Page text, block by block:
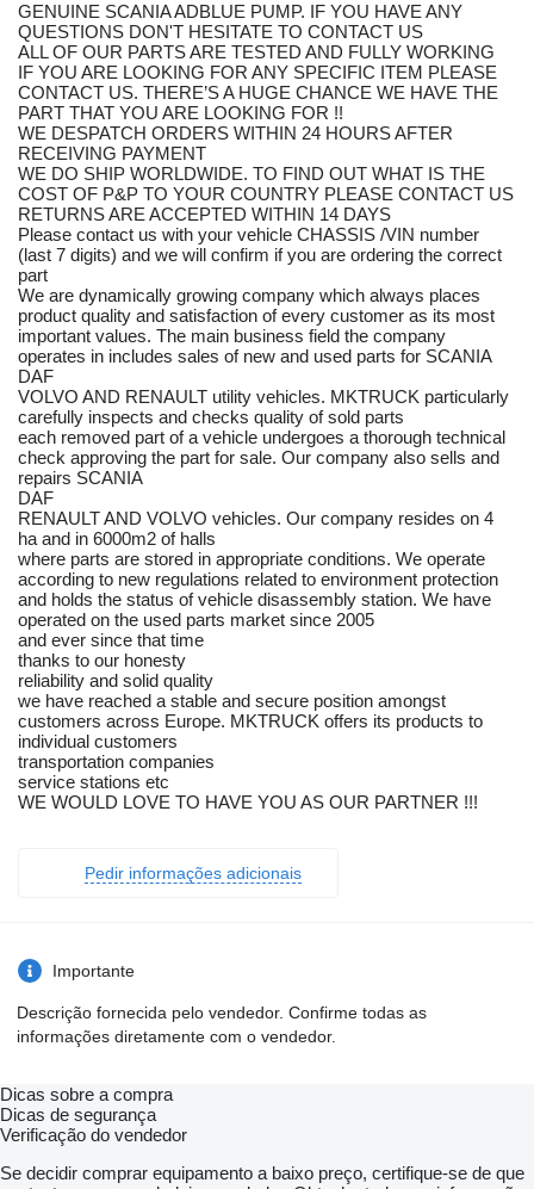
GENUINE SCANIA ADBLUE PUMP. IF YOU HAVE ANY
QUESTIONS DON'T HESITATE TO CONTACT US
ALL OF OUR PARTS ARE TESTED AND FULLY WORKING
IF YOU ARE LOOKING FOR ANY SPECIFIC ITEM PLEASE
CONTACT US. THERE’S A HUGE CHANCE WE HAVE THE
PART THAT YOU ARE LOOKING FOR !!
WE DESPATCH ORDERS WITHIN 24 HOURS AFTER
RECEIVING PAYMENT
WE DO SHIP WORLDWIDE. TO FIND OUT WHAT IS THE
COST OF P&P TO YOUR COUNTRY PLEASE CONTACT US
RETURNS ARE ACCEPTED WITHIN 14 DAYS
Please contact us with your vehicle CHASSIS /VIN number
(last 7 digits) and we will confirm if you are ordering the correct
part
We are dynamically growing company which always places
product quality and satisfaction of every customer as its most
important values. The main business field the company
operates in includes sales of new and used parts for SCANIA
DAF
VOLVO AND RENAULT utility vehicles. MKTRUCK particularly
carefully inspects and checks quality of sold parts
each removed part of a vehicle undergoes a thorough technical
check approving the part for sale. Our company also sells and
repairs SCANIA
DAF
RENAULT AND VOLVO vehicles. Our company resides on 4
ha and in 6000m2 of halls
where parts are stored in appropriate conditions. We operate
according to new regulations related to environment protection
and holds the status of vehicle disassembly station. We have
operated on the used parts market since 2005
and ever since that time
thanks to our honesty
reliability and solid quality
we have reached a stable and secure position amongst
customers across Europe. MKTRUCK offers its products to
individual customers
transportation companies
service stations etc
WE WOULD LOVE TO HAVE YOU AS OUR PARTNER !!!
Pedir informações adicionais
Importante
Descrição fornecida pelo vendedor. Confirme todas as
informações diretamente com o vendedor.
Dicas sobre a compra
Dicas de segurança
Verificação do vendedor
Se decidir comprar equipamento a baixo preço, certifique-se de que